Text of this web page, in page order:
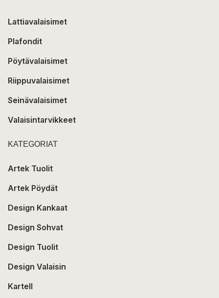
Lattiavalaisimet
Plafondit
Pöytävalaisimet
Riippuvalaisimet
Seinävalaisimet
Valaisintarvikkeet
KATEGORIAT
Artek Tuolit
Artek Pöydät
Design Kankaat
Design Sohvat
Design Tuolit
Design Valaisin
Kartell